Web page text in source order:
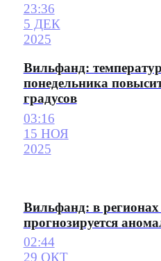
23:36
5 ДЕК
2025
Вильфанд:
понедельника
градусов
03:16
15 НОЯ
2025
Вильфанд: в
прогнозируется
02:44
29 ОКТ